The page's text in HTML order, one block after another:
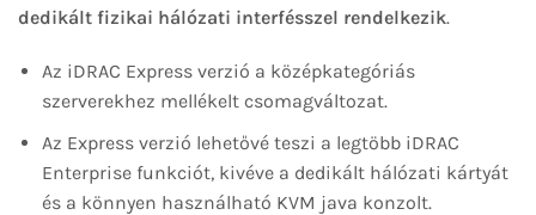
dedikált fizikai hálózati interfésszel rendelkezik.
Az iDRAC Express verzió a középkategóriás
szerverekhez mellékelt csomagváltozat.
Az Express verzió lehetővé teszi a legtöbb iDRAC
Enterprise funkciót, kivéve a dedikált hálózati kártyát
és a könnyen használható KVM java konzolt.